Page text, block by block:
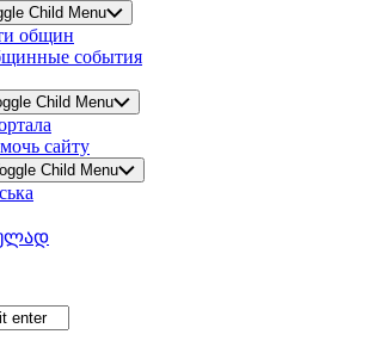
Child Menu
общин
события
Child Menu
сайту
Child Menu